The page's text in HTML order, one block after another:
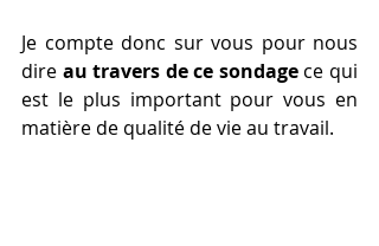
Je compte donc sur vous pour nous
dire au travers de ce sondage ce qui
est le plus important pour vous en
matière de qualité de vie au travail.